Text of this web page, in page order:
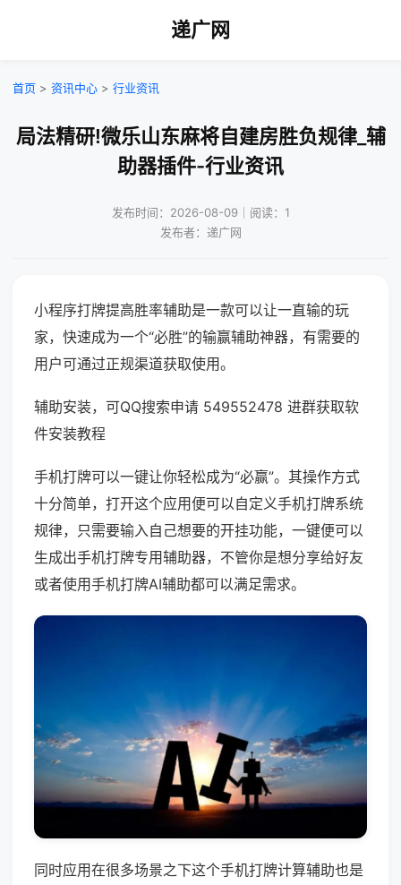
递广网
首页 > 资讯中心 > 行业资讯
局法精研!微乐山东麻将自建房胜负规律_辅
助器插件-行业资讯
发布时间：2026-08-09｜阅读：1
发布者：递广网
小程序打牌提高胜率辅助是一款可以让一直输的玩
家，快速成为一个“必胜”的输赢辅助神器，有需要的
用户可通过正规渠道获取使用。
辅助安装，可QQ搜索申请 549552478 进群获取软
件安装教程
手机打牌可以一键让你轻松成为“必赢”。其操作方式
十分简单，打开这个应用便可以自定义手机打牌系统
规律，只需要输入自己想要的开挂功能，一键便可以
生成出手机打牌专用辅助器，不管你是想分享给好友
或者使用手机打牌AI辅助都可以满足需求。
同时应用在很多场景之下这个手机打牌计算辅助也是